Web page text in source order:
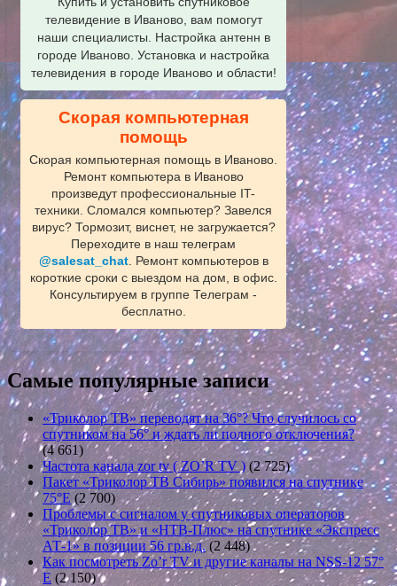
телевидение в Иваново, вам помогут
наши специалисты. Настройка антенн в
городе Иваново. Установка и настройка
телевидения в городе Иваново и области!
Скорая компьютерная
помощь
Скорая компьютерная помощь в Иваново.
Ремонт компьютера в Иваново
произведут профессиональные IT-
техники. Сломался компьютер? Завелся
вирус? Тормозит, виснет, не загружается?
Переходите в наш телеграм
@salesat_chat. Ремонт компьютеров в
короткие сроки с выездом на дом, в офис.
Консультируем в группе Телеграм -
бесплатно.
Самые популярные записи
«Триколор ТВ» переводят на 36°? Что случилось со
спутником на 56° и ждать ли полного отключения?
(4 661)
Частота канала zor tv ( ZO’R TV ) (2 725)
Пакет «Триколор ТВ Сибирь» появился на спутнике
75°E (2 700)
Проблемы с сигналом у спутниковых операторов
«Триколор ТВ» и «НТВ-Плюс» на спутнике «Экспресс
АТ-1» в позиции 56 гр.в.д. (2 448)
Как посмотреть Zo’r TV и другие каналы на NSS-12 57°
E (2 150)